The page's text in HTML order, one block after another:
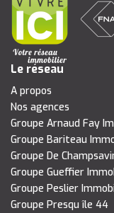
Le réseau
A propos
Nos agences
Groupe Arnaud Fay
Groupe Bariteau
Groupe De
Groupe Gueffier
Groupe Peslier
Groupe Presqu île 44